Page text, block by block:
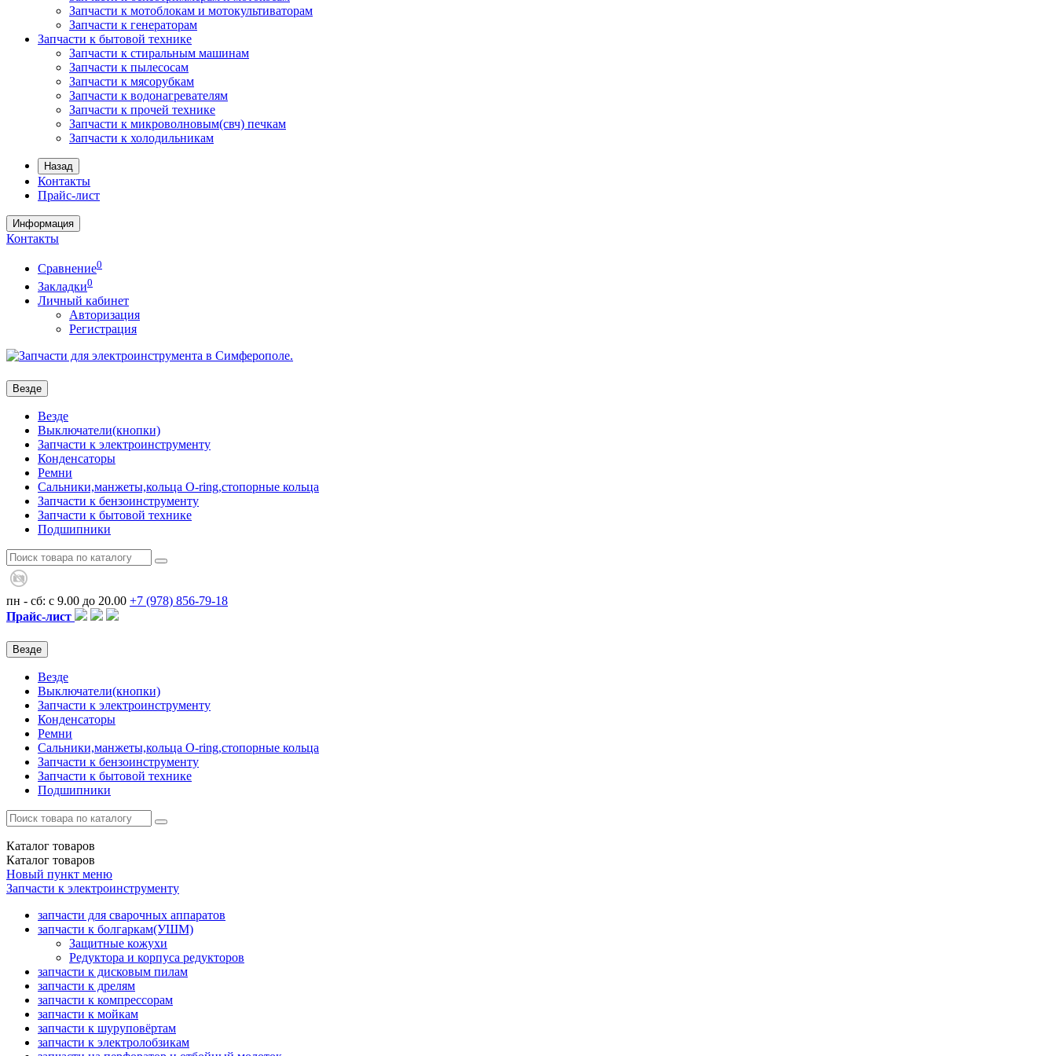
Запчасти к мотоблокам и мотокультиваторам
Запчасти к генераторам
Запчасти к бытовой технике
Запчасти к стиральным машинам
Запчасти к пылесосам
Запчасти к мясорубкам
Запчасти к водонагревателям
Запчасти к прочей технике
Запчасти к микроволновым(свч) печкам
Запчасти к холодильникам
Назад
Контакты
Прайс-лист
Информация
Контакты
Сравнение0
Закладки0
Личный кабинет
Авторизация
Регистрация
Везде
Везде
Выключатели(кнопки)
Запчасти к электроинструменту
Конденсаторы
Ремни
Сальники,манжеты,кольца О-ring,стопорные кольца
Запчасти к бензоинструменту
Запчасти к бытовой технике
Подшипники
пн - сб: с 9.00 до 20.00 +7 (978) 856-79-18
Прайс-лист
Везде
Везде
Выключатели(кнопки)
Запчасти к электроинструменту
Конденсаторы
Ремни
Сальники,манжеты,кольца О-ring,стопорные кольца
Запчасти к бензоинструменту
Запчасти к бытовой технике
Подшипники
Каталог товаров
Каталог товаров
Новый пункт меню
Запчасти к электроинструменту
запчасти для сварочных аппаратов
запчасти к болгаркам(УШМ)
Защитные кожухи
Редуктора и корпуса редукторов
запчасти к дисковым пилам
запчасти к дрелям
запчасти к компрессорам
запчасти к мойкам
запчасти к шуруповёртам
запчасти к электролобзикам